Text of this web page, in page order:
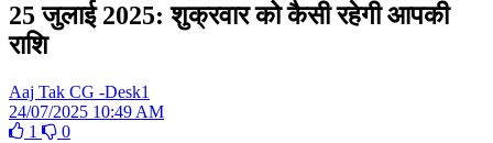
25 जुलाई 2025: शुक्रवार को कैसी रहेगी आपकी
राशि
Aaj Tak CG -Desk1
24/07/2025 10:49 AM
1
0